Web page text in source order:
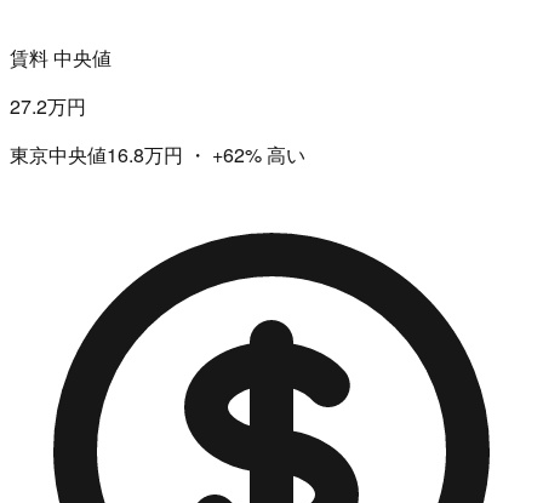
賃料 中央値
27.2万円
東京中央値16.8万円 ・ +62%高い